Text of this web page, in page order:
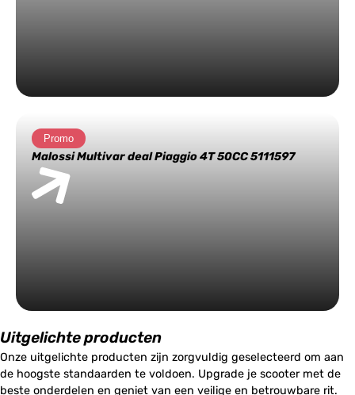
Promo
Malossi Multivar deal Piaggio 4T 50CC 5111597
Uitgelichte producten
Onze uitgelichte producten zijn zorgvuldig geselecteerd om aan
de hoogste standaarden te voldoen. Upgrade je scooter met de
beste onderdelen en geniet van een veilige en betrouwbare rit.